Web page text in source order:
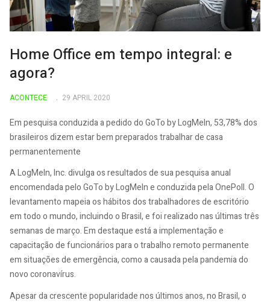
Home Office em tempo integral: e
agora?
ACONTECE 29 APRIL 2020
Em pesquisa conduzida a pedido do GoTo by LogMeIn, 53,78% dos
brasileiros dizem estar bem preparados trabalhar de casa
permanentemente
A LogMeIn, Inc. divulga os resultados de sua pesquisa anual
encomendada pelo GoTo by LogMeIn e conduzida pela OnePoll. O
levantamento mapeia os hábitos dos trabalhadores de escritório
em todo o mundo, incluindo o Brasil, e foi realizado nas últimas três
semanas de março. Em destaque está a implementação e
capacitação de funcionários para o trabalho remoto permanente
em situações de emergência, como a causada pela pandemia do
novo coronavírus.
Apesar da crescente popularidade nos últimos anos, no Brasil, o